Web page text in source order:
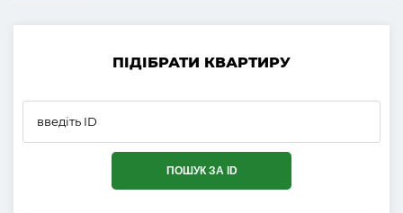
ПІДІБРАТИ КВАРТИРУ
ПОШУК ЗА ID